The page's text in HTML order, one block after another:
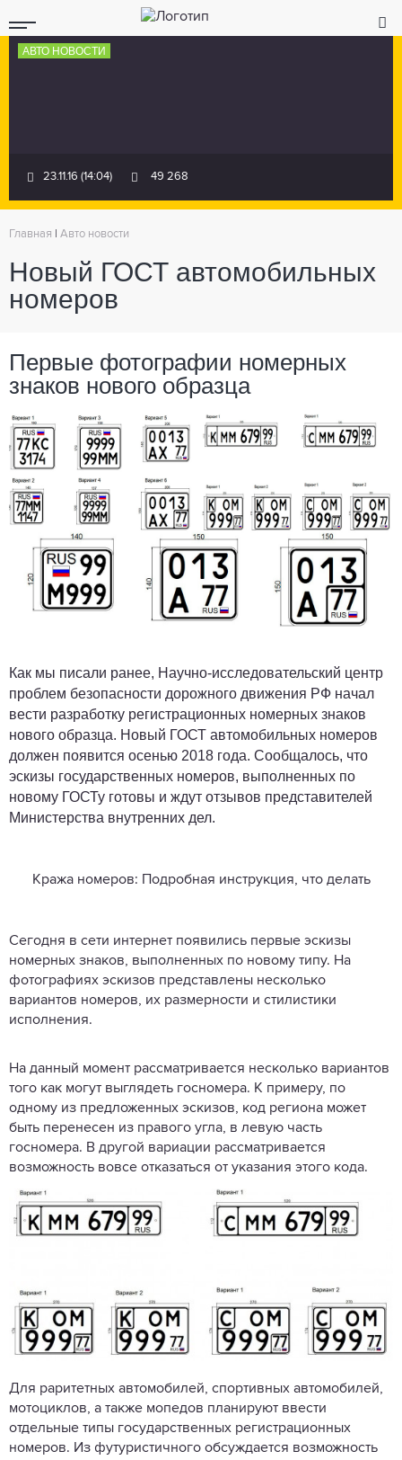
АВТО НОВОСТИ
23.11.16 (14:04) 49 268
Главная Авто новости
Новый ГОСТ автомобильных
номеров
Первые фотографии номерных
знаков нового образца
Как мы писали ранее, Научно-исследовательский центр
проблем безопасности дорожного движения РФ начал
вести разработку регистрационных номерных знаков
нового образца. Новый ГОСТ автомобильных номеров
должен появится осенью 2018 года. Сообщалось, что
эскизы государственных номеров, выполненных по
новому ГОСТу готовы и ждут отзывов представителей
Министерства внутренних дел.
Кража номеров: Подробная инструкция, что делать
Сегодня в сети интернет появились первые эскизы
номерных знаков, выполненных по новому типу. На
фотографиях эскизов представлены несколько
вариантов номеров, их размерности и стилистики
исполнения.
На данный момент рассматривается несколько вариантов
того как могут выглядеть госномера. К примеру, по
одному из предложенных эскизов, код региона может
быть перенесен из правого угла, в левую часть
госномера. В другой вариации рассматривается
возможность вовсе отказаться от указания этого кода.
Для раритетных автомобилей, спортивных автомобилей,
мотоциклов, а также мопедов планируют ввести
отдельные типы государственных регистрационных
номеров. Из футуристичного обсуждается возможность